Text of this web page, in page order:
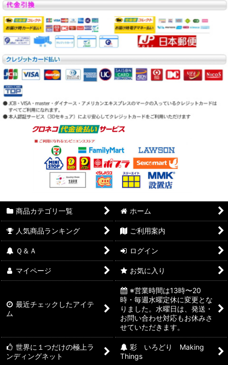
商品カテゴリ一覧 ホーム
人気商品ランキング ご利用案内
Ｑ＆Ａ ログイン
マイページ お気に入り
最近チェックしたアイテ
ム
※営業時間は13時〜20
時・毎週水曜定休に変更とな
りました。水曜日は、発送・
お問い合わせ対応もお休みさ
せていただきます。
世界に１つだけの極上ラ
ンディングネット
彩 いろどり Making
Things